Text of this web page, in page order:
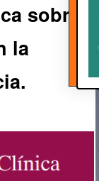
sobre
la